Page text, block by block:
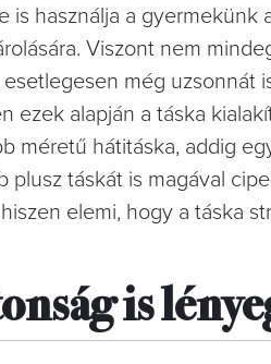
is használja a gyermekünk
Viszont nem
még uzsonnát
ezek alapján a táska
méretű hátitáska, addig
táskát is magával
elemi, hogy a táska
is